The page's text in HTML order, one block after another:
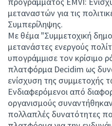
μεταναστών για τις
Συμπερίληψης.
Με θέμα "Συμμετοχική
μετανάστες ενεργούς
υπογράμμισε τον κρίσιμο
πλατφόρμα Decidim ως
ενίσχυση της συμμετοχής
Ενδιαφερόμενοι από
οργανισµούς
πολλαπλές δυνατότητες